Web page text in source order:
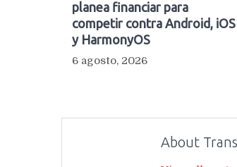
planea financiar para
competir contra Android, iOS
y HarmonyOS
6 agosto, 2026
About